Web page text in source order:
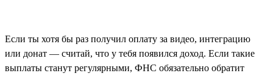
Если ты хотя бы раз получил оплату за видео, интеграцию
или донат — считай, что у тебя появился доход. Если такие
выплаты станут регулярными, ФНС обязательно обратит